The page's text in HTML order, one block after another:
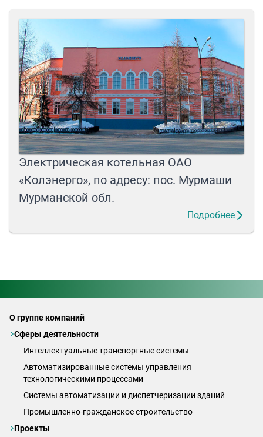
Электрическая котельная ОАО
«Колэнерго», по адресу: пос. Мурмаши
Мурманской обл.
Подробнее
О группе компаний
Сферы деятельности
Интеллектуальные транспортные системы
Автоматизированные системы управления
технологическими процессами
Системы автоматизации и диспетчеризации зданий
Промышленно-гражданское строительство
Проекты